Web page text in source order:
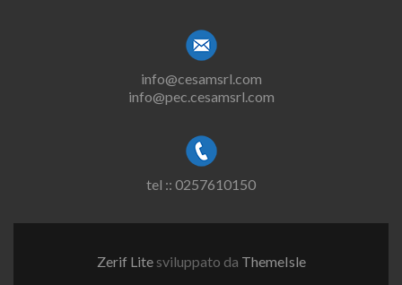
info@cesamsrl.com
info@pec.cesamsrl.com
tel :: 0257610150
Zerif Lite sviluppato da ThemeIsle